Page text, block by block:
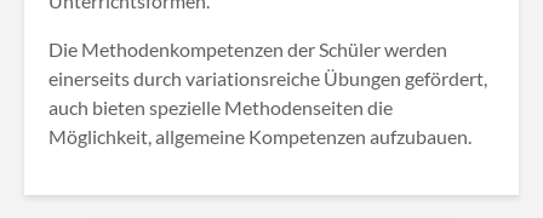
Die Methodenkompetenzen der Schüler werden
einerseits durch variationsreiche Übungen gefördert,
auch bieten spezielle Methodenseiten die
Möglichkeit, allgemeine Kompetenzen aufzubauen.